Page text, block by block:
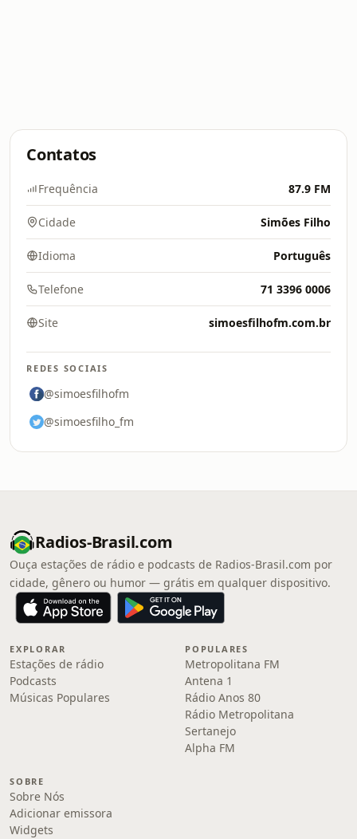
Contatos
Frequência 87.9 FM
Cidade Simões Filho
Idioma Português
Telefone 71 3396 0006
Site simoesfilhofm.com.br
REDES SOCIAIS
@simoesfilhofm
@simoesfilho_fm
Radios-Brasil.com
Ouça estações de rádio e podcasts de Radios-Brasil.com por
cidade, gênero ou humor — grátis em qualquer dispositivo.
EXPLORAR
Estações de rádio
Podcasts
Músicas Populares
POPULARES
Metropolitana FM
Antena 1
Rádio Anos 80
Rádio Metropolitana
Sertanejo
Alpha FM
SOBRE
Sobre Nós
Adicionar emissora
Widgets